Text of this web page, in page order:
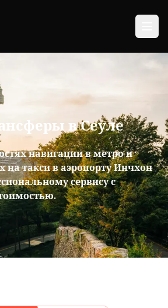
в Сеуле
навигации в метро и
на такси в аэропорту Инчхон
сервису с